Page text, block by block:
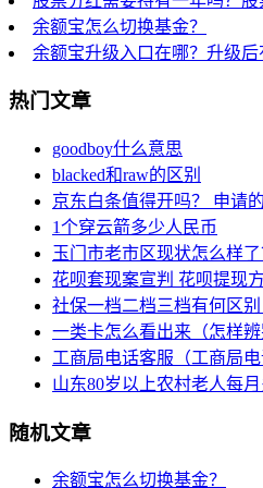
余额宝怎么切换基金？
余额宝升级入口在哪？升级后
热门文章
goodboy什么意思
blacked和raw的区别
京东白条值得开吗？ 申请
1个穿云箭多少人民币
玉门市老市区现状怎么样
花呗套现案宣判 花呗提现
社保一档二档三档有何区
一类卡怎么看出来（怎样辨
工商局电话客服（工商局
山东80岁以上农村老人每月
随机文章
余额宝怎么切换基金？